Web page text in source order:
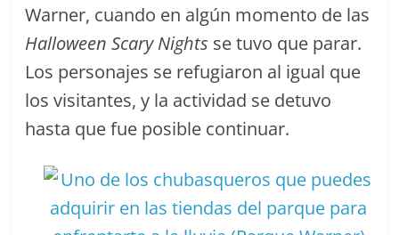
Warner, cuando en algún momento de las
Halloween Scary Nights se tuvo que parar.
Los personajes se refugiaron al igual que
los visitantes, y la actividad se detuvo
hasta que fue posible continuar.